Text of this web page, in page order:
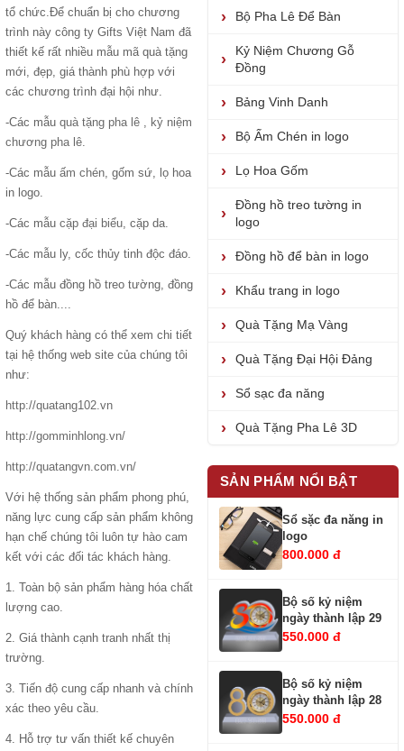
tổ chức.Để chuẩn bị cho chương
trình này công ty Gifts Việt Nam đã
thiết kế rất nhiều mẫu mã quà tặng
mới, đẹp, giá thành phù hợp với
các chương trình đại hội như.
-Các mẫu quà tặng pha lê , kỷ niệm
chương pha lê.
-Các mẫu ấm chén, gốm sứ, lọ hoa
in logo.
-Các mẫu cặp đại biểu, cặp da.
-Các mẫu ly, cốc thủy tinh độc đáo.
-Các mẫu đồng hồ treo tường, đồng
hồ để bàn....
Quý khách hàng có thể xem chi tiết
tại hệ thống web site của chúng tôi
như:
http://quatang102.vn
http://gomminhlong.vn/
http://quatangvn.com.vn/
Với hệ thống sản phẩm phong phú,
năng lực cung cấp sản phẩm không
hạn chế chúng tôi luôn tự hào cam
kết với các đối tác khách hàng.
1. Toàn bộ sản phẩm hàng hóa chất
lượng cao.
2. Giá thành cạnh tranh nhất thị
trường.
3. Tiến độ cung cấp nhanh và chính
xác theo yêu cầu.
4. Hỗ trợ tư vấn thiết kế chuyên
Bộ Pha Lê Để Bàn
Kỷ Niệm Chương Gỗ
Đồng
Bảng Vinh Danh
Bộ Ấm Chén in logo
Lọ Hoa Gốm
Đồng hồ treo tường in
logo
Đồng hồ để bàn in logo
Khẩu trang in logo
Quà Tặng Mạ Vàng
Quà Tặng Đại Hội Đảng
Sổ sạc đa năng
Quà Tặng Pha Lê 3D
SẢN PHẨM NỔI BẬT
Sổ sặc đa năng in
logo
800.000 đ
Bộ số kỷ niệm
ngày thành lập 29
550.000 đ
Bộ số kỷ niệm
ngày thành lập 28
550.000 đ